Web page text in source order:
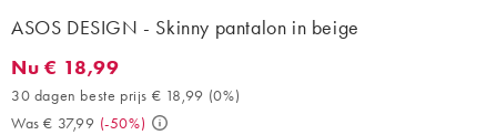
ASOS DESIGN - Skinny pantalon in beige
Nu € 18,99. 30 dagen beste prijs € 18,99 (0%). Was € 37,99. (-
Nu € 18,99
30 dagen beste prijs € 18,99 (0%)
Was € 37,99 (-50%)